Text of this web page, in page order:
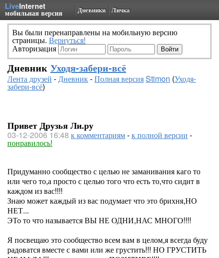
LiveInternet
мобильная версия Дневники Личка
Вы были перенаправлены на мобильную версию
страницы. Вернуться!
Авторизация
Дневник Уходя-забери-всё
Лента друзей -Дневник-Полная версияStimon (Уходя-
забери-всё)
Привет Друзья Ли.ру
03-12-2006 16:48 к комментариям-к полной версии -
понравилось!
Придуманно сообщество с целью не заманивания каго то
или чего то,а просто с целью того что есть то,что сидит в
каждом из вас!!!!
Знаю может каждый из вас подумает что это брихня,НО
НЕТ...
ЭТо то что называется ВЫ НЕ ОДНИ,НАС МНОГО!!!!
Я посвещаю это сообщество всем вам в целом,я всегда буду
радоватся вместе с вами или же грустить!!! НО ГРУСТИТЬ